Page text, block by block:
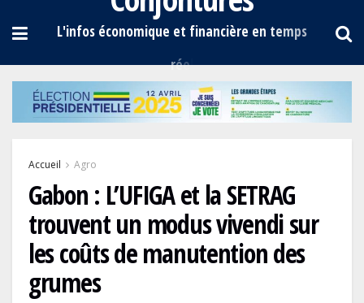
Accueil Agro
Gabon : L’UFIGA et la SETRAG
trouvent un modus vivendi sur
les coûts de manutention des
grumes